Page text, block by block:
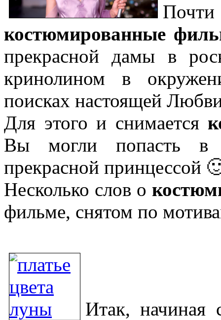
костюмированные
прекрасной дамы в
кринолином в
поисках настоящей
Для этого и снимается
Вы могли попасть в
прекрасной принцессой
Несколько слов о
фильме, снятом по
Итак,